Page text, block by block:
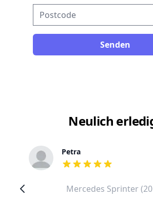
Senden
Neulich
Petra
out of 5 stars
Mercedes Sprinter